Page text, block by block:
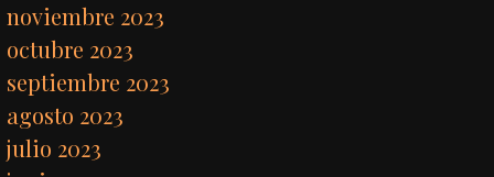
noviembre 2023
octubre 2023
septiembre 2023
agosto 2023
julio 2023